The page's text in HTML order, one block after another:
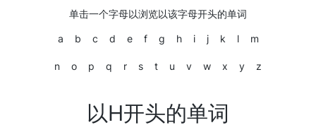
单击一个字母以浏览以该字母开头的单词
a b c d e f g h i j k l m
n o p q r s t u v w x y z
以H开头的单词